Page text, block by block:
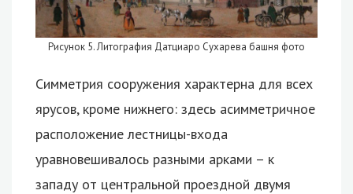
Рисунок 5. Литография Датциаро Сухарева башня фото
Симметрия сооружения характерна для всех
ярусов, кроме нижнего: здесь асимметричное
расположение лестницы-входа
уравновешивалось разными арками – к
западу от центральной проездной двумя